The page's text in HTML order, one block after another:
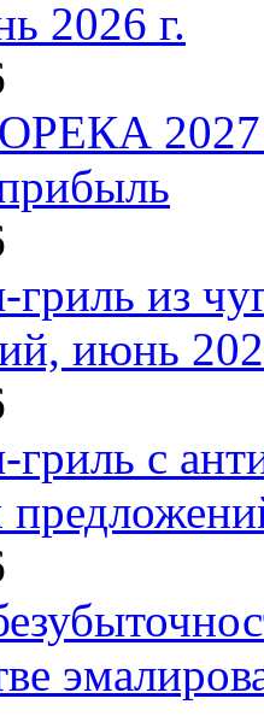
2026 г.
2027:
из
июнь
гриль с